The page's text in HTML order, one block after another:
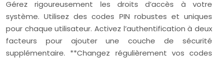
Gérez rigoureusement les droits d’accès à votre
système. Utilisez des codes PIN robustes et uniques
pour chaque utilisateur. Activez l’authentification à deux
facteurs pour ajouter une couche de sécurité
supplémentaire. **Changez régulièrement vos codes